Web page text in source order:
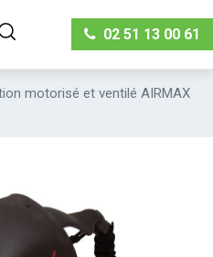
02 51 13 00 61
motorisé et ventilé AIRMAX